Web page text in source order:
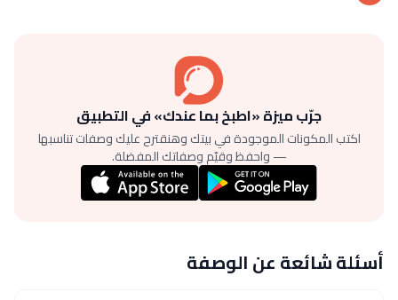
جرّب ميزة «اطبخ بما عندك» في التطبيق
اكتب المكونات الموجودة في بيتك وهنقترح عليك وصفات تناسبها
— واحفظ وقيّم وصفاتك المفضلة.
أسئلة شائعة عن الوصفة